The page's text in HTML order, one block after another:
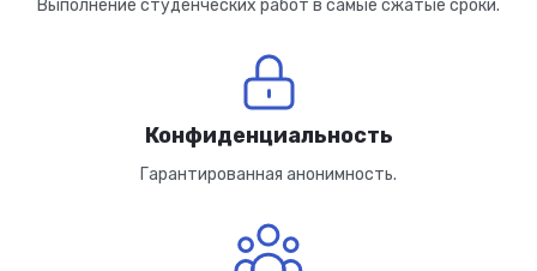
Выполнение студенческих работ в самые сжатые сроки.
Конфиденциальность
Гарантированная анонимность.